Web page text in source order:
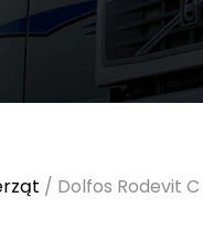
/ Dolfos Rodevit